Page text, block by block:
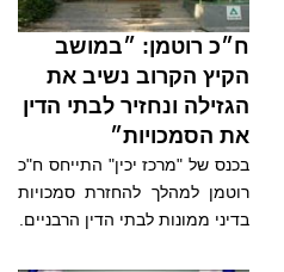
ח״כ רוטמן: ״במושב
הקיץ הקרוב נשיב את
הגזילה ונחזיר לבתי הדין
את הסמכויות״
בכנס של "מרכז יכין" התייחס ח"כ
רוטמן למהלך להחזרת סמכויות
בדיני ממונות לבתי הדין הרבניים.